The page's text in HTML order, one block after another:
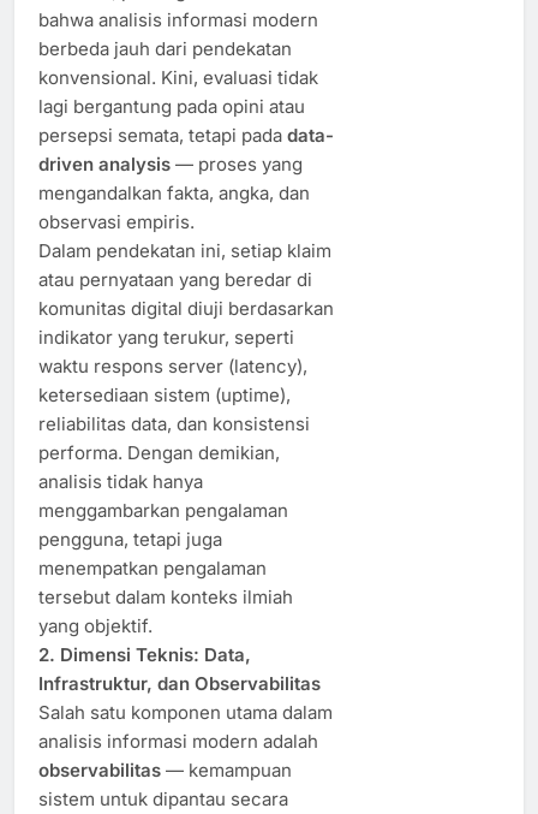
bahwa analisis informasi modern
berbeda jauh dari pendekatan
konvensional. Kini, evaluasi tidak
lagi bergantung pada opini atau
persepsi semata, tetapi pada data-
driven analysis — proses yang
mengandalkan fakta, angka, dan
observasi empiris.
Dalam pendekatan ini, setiap klaim
atau pernyataan yang beredar di
komunitas digital diuji berdasarkan
indikator yang terukur, seperti
waktu respons server (latency),
ketersediaan sistem (uptime),
reliabilitas data, dan konsistensi
performa. Dengan demikian,
analisis tidak hanya
menggambarkan pengalaman
pengguna, tetapi juga
menempatkan pengalaman
tersebut dalam konteks ilmiah
yang objektif.
2. Dimensi Teknis: Data,
Infrastruktur, dan Observabilitas
Salah satu komponen utama dalam
analisis informasi modern adalah
observabilitas — kemampuan
sistem untuk dipantau secara